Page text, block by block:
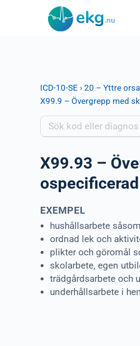
ICD-10-SE › 20 – Yttre
X99.9 – Övergrepp med
X99.93 –
EXEMPEL
hushållsarbete
ordnad lek och
plikter och göromål
skolarbete, egen
trädgårdsarbete och
underhållsarbete i